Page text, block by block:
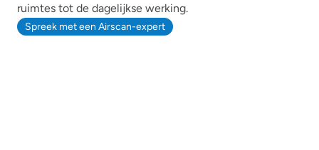
ruimtes tot de dagelijkse werking.
Spreek met een Airscan-expert